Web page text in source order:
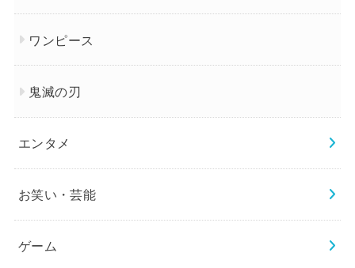
ワンピース
鬼滅の刃
エンタメ
お笑い・芸能
ゲーム